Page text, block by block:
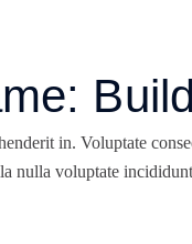
in. Voluptate
nulla voluptate